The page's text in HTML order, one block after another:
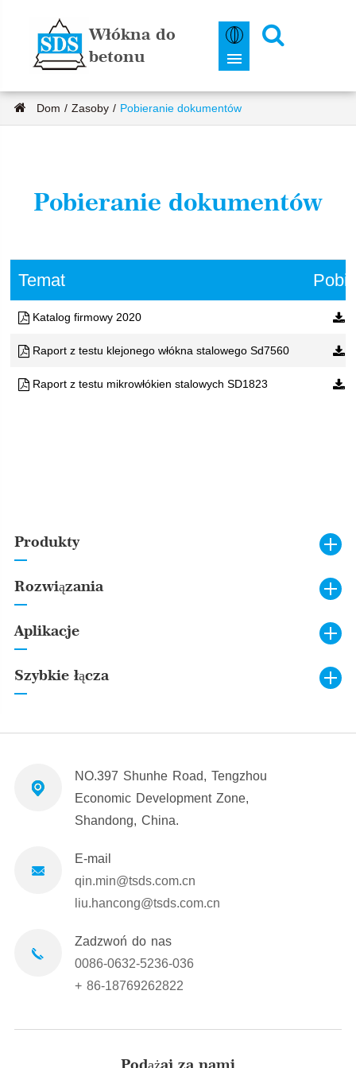
Włókna do
betonu
Dom Zasoby Pobieranie dokumentów
Pobieranie dokumentów
Temat
Katalog firmowy 2020
Raport z testu klejonego włókna stalowego Sd7560
Raport z testu mikrowłókien stalowych SD1823
Produkty
Rozwiązania
Aplikacje
Szybkie łącza
NO.397 Shunhe Road, Tengzhou
Economic Development Zone,
Shandong, China.
E-mail
qin.min@tsds.com.cn
liu.hancong@tsds.com.cn
Zadzwoń do nas
0086-0632-5236-036
+ 86-18769262822
Podążaj za nami